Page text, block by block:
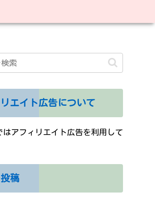
エイト広告について
はアフィリエイト広告を利用して
稿